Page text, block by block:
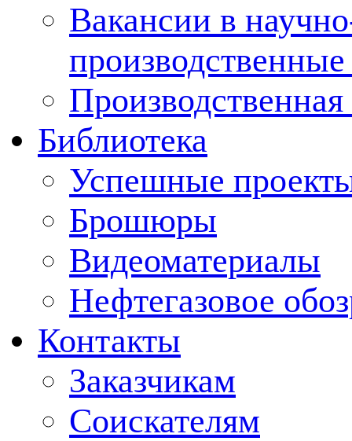
Вакансии в
Производственная
Библиотека
Успешные
Брошюры
Видеоматериалы
Нефтегазовое
Контакты
Заказчикам
Соискателям